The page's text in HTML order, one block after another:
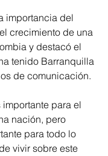
importancia del
crecimiento de una
y destacó el
tenido Barranquilla
de comunicación.
para el
nación, pero
para todo lo
vivir sobre este